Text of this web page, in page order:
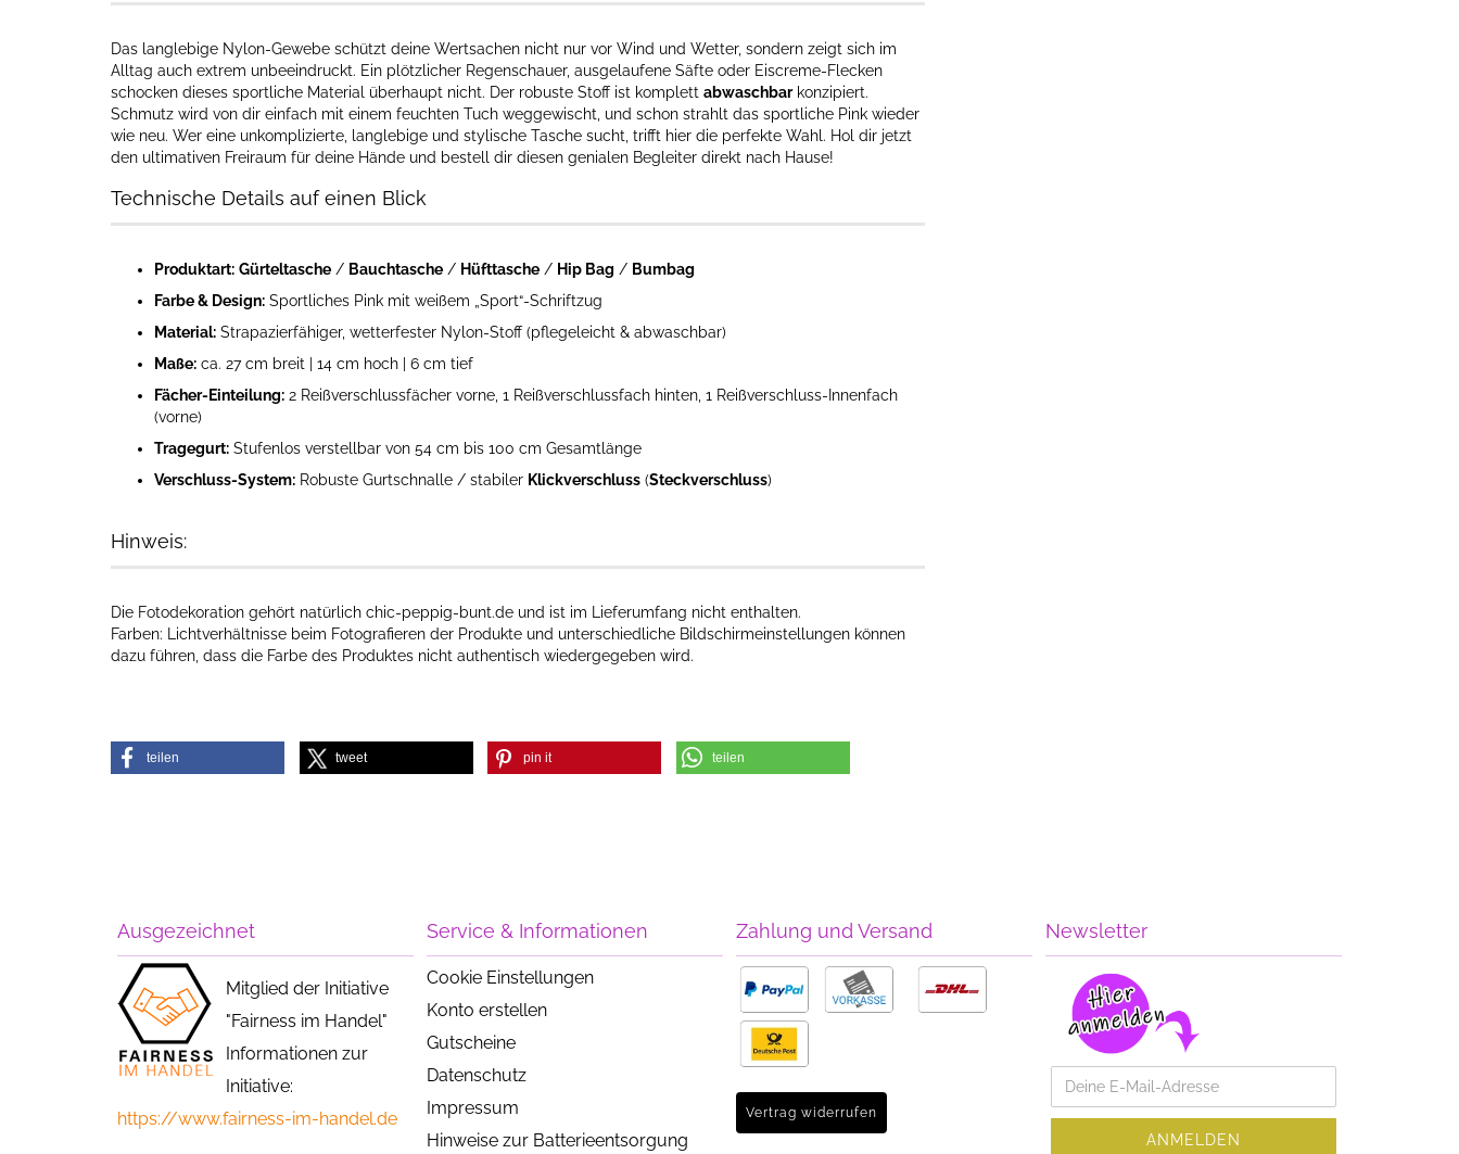
Das langlebige Nylon-Gewebe schützt deine Wertsachen nicht nur vor Wind und Wetter, sondern zeigt sich im
Alltag auch extrem unbeeindruckt. Ein plötzlicher Regenschauer, ausgelaufene Säfte oder Eiscreme-Flecken
schocken dieses sportliche Material überhaupt nicht. Der robuste Stoff ist komplett abwaschbarkonzipiert.
Schmutz wird von dir einfach mit einem feuchten Tuch weggewischt, und schon strahlt das sportliche Pink wieder
wie neu. Wer eine unkomplizierte, langlebige und stylische Tasche sucht, trifft hier die perfekte Wahl. Hol dir jetzt
den ultimativen Freiraum für deine Hände und bestell dir diesen genialen Begleiter direkt nach Hause!
Technische Details auf einen Blick
Produktart: Gürteltasche / Bauchtasche / Hüfttasche / Hip Bag / Bumbag
Farbe & Design: Sportliches Pink mit weißem „Sport“-Schriftzug
Material: Strapazierfähiger, wetterfester Nylon-Stoff (pflegeleicht & abwaschbar)
Maße: ca. 27 cm breit | 14 cm hoch | 6 cm tief
Fächer-Einteilung: 2 Reißverschlussfächer vorne, 1 Reißverschlussfach hinten, 1 Reißverschluss-Innenfach
(vorne)
Tragegurt: Stufenlos verstellbar von 54 cm bis 100 cm Gesamtlänge
Verschluss-System: Robuste Gurtschnalle / stabiler Klickverschluss (Steckverschluss)
Hinweis:
Die Fotodekoration gehört natürlich chic-peppig-bunt.de und ist im Lieferumfang nicht enthalten.
Farben: Lichtverhältnisse beim Fotografieren der Produkte und unterschiedliche Bildschirmeinstellungen können
dazu führen, dass die Farbe des Produktes nicht authentisch wiedergegeben wird.​
teilen tweet pin it teilen
Ausgezeichnet
Mitglied der Initiative
"Fairness im Handel"
Informationen zur
Initiative:
https://www.fairness-im-handel.de
Service & Informationen
Cookie Einstellungen
Konto erstellen
Gutscheine
Datenschutz
Impressum
Hinweise zur Batterieentsorgung
Zahlung und Versand
Vertrag widerrufen
Newsletter